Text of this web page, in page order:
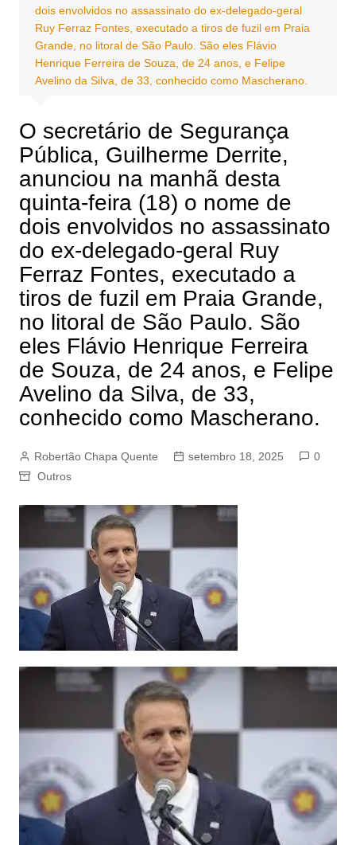
dois envolvidos no assassinato do ex-delegado-geral
Ruy Ferraz Fontes, executado a tiros de fuzil em Praia
Grande, no litoral de São Paulo. São eles Flávio
Henrique Ferreira de Souza, de 24 anos, e Felipe
Avelino da Silva, de 33, conhecido como Mascherano.
O secretário de Segurança
Pública, Guilherme Derrite,
anunciou na manhã desta
quinta-feira (18) o nome de
dois envolvidos no assassinato
do ex-delegado-geral Ruy
Ferraz Fontes, executado a
tiros de fuzil em Praia Grande,
no litoral de São Paulo. São
eles Flávio Henrique Ferreira
de Souza, de 24 anos, e Felipe
Avelino da Silva, de 33,
conhecido como Mascherano.
Robertão Chapa Quente setembro 18, 2025
0
Outros